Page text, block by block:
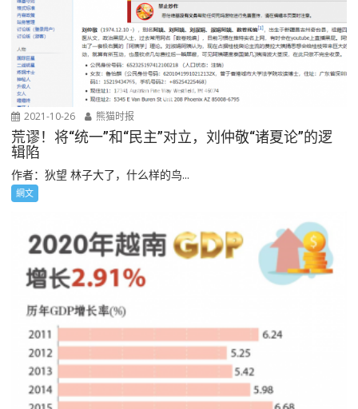
2021-10-26 熊猫时报
荒谬！将“统一”和“民主”对立，刘仲敬“诸夏论”的逻
辑陷
作者：狄望 林子大了，什么样的鸟...
網文